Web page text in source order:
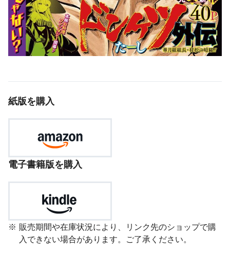
紙版を購入
電子書籍版を購入
販売期間や在庫状況により、リンク先のショップで購
入できない場合があります。ご了承ください。